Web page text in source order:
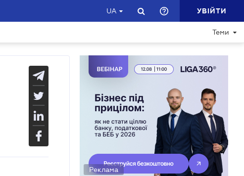
UA УВІЙТИ
Теми
Реклама